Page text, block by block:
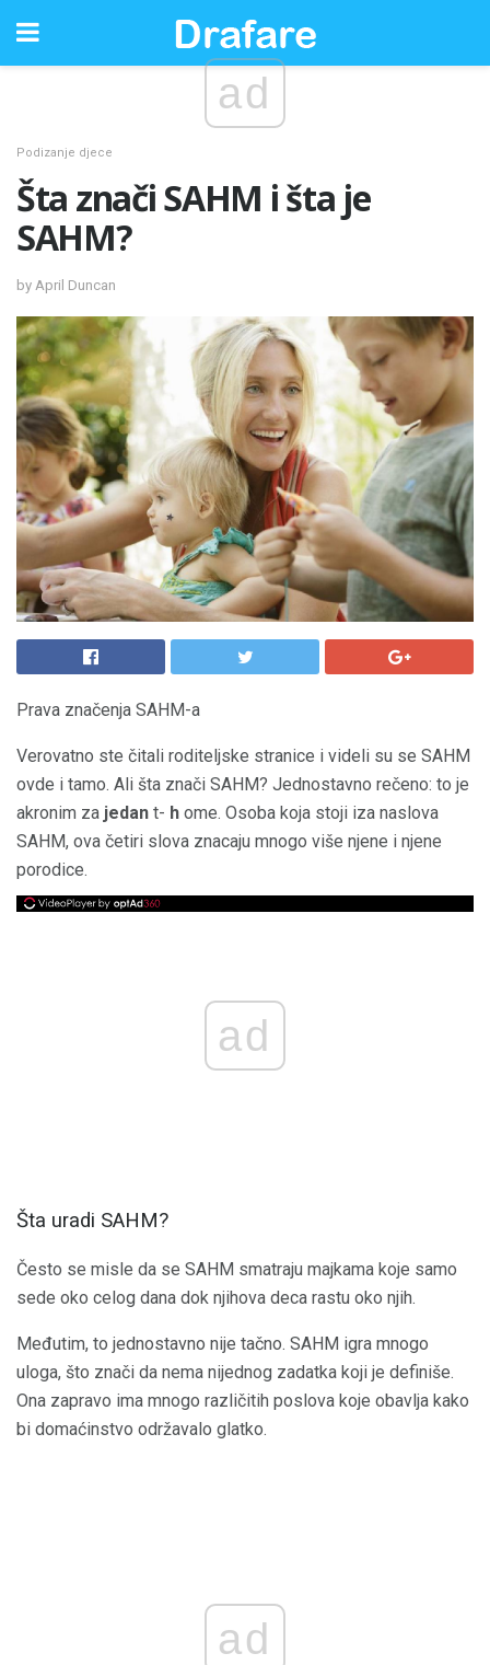
ad
Podizanje djece
Šta znači SAHM i šta je
SAHM?
by April Duncan
Prava značenja SAHM-a
Verovatno ste čitali roditeljske stranice i videli su se SAHM
ovde i tamo. Ali šta znači SAHM? Jednostavno rečeno: to je
akronim za jedan t- h ome. Osoba koja stoji iza naslova
SAHM, ova četiri slova znacaju mnogo više njene i njene
porodice.
ad
Šta uradi SAHM?
Često se misle da se SAHM smatraju majkama koje samo
sede oko celog dana dok njihova deca rastu oko njih.
Međutim, to jednostavno nije tačno. SAHM igra mnogo
uloga, što znači da nema nijednog zadatka koji je definiše.
Ona zapravo ima mnogo različitih poslova koje obavlja kako
bi domaćinstvo održavalo glatko.
ad